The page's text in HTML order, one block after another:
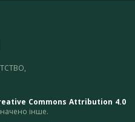
Commons Attribution 4.0
інше.